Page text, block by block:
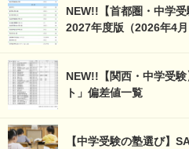
NEW!!【首都圏・中学
2027年度版（2026年4月
NEW!!【関西・中学受
ト」偏差値一覧
【中学受験の塾選び】